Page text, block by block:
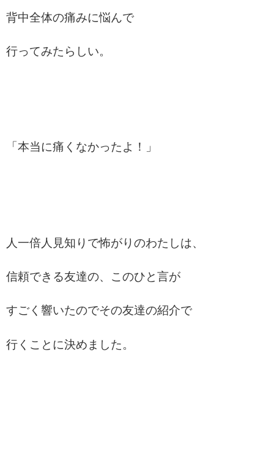
背中全体の痛みに悩んで
行ってみたらしい。
「本当に痛くなかったよ！」
人一倍人見知りで怖がりのわたしは、
信頼できる友達の、このひと言が
すごく響いたのでその友達の紹介で
行くことに決めました。